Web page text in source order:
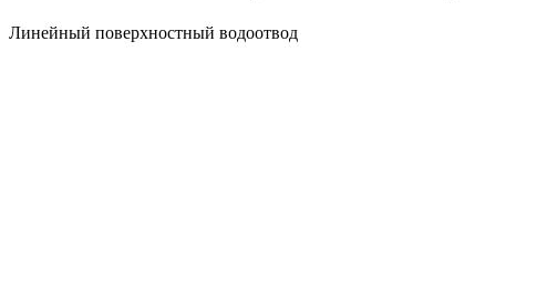
Линейный поверхностный водоотвод